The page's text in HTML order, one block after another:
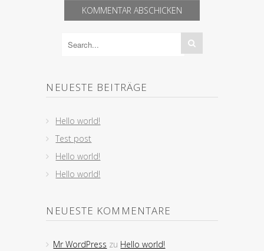
NEUESTE BEITRÄGE
Hello world!
Test post
Hello world!
Hello world!
NEUESTE KOMMENTARE
Mr WordPress zu Hello world!